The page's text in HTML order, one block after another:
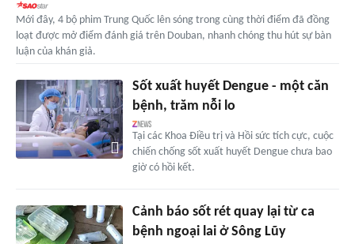
Mới đây, 4 bộ phim Trung Quốc lên sóng trong cùng thời điểm đã đồng
loạt được mở điểm đánh giá trên Douban, nhanh chóng thu hút sự bàn
luận của khán giả.
Sốt xuất huyết Dengue - một căn
bệnh, trăm nỗi lo
Tại các Khoa Điều trị và Hồi sức tích cực, cuộc
chiến chống sốt xuất huyết Dengue chưa bao
giờ có hồi kết.
Cảnh báo sốt rét quay lại từ ca
bệnh ngoại lai ở Sông Lũy